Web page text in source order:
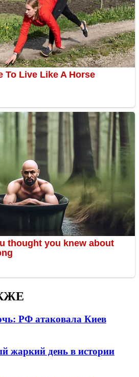
РФ атаковала Киев
жаркий день в истории